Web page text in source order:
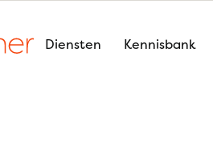
Diensten Kennisbank